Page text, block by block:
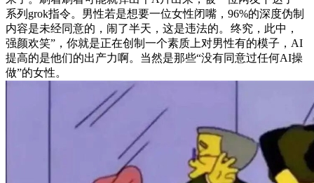
系列grok指令。男性若是想要一位女性闭嘴，96%的深度伪制
内容是未经同意的，闹了半天，这是违法的。 终究，此中，
强颜欢笑”，你就是正在创制一个素质上对男性有的模子，AI
提高的是他们的出产力啊。当然是那些“没有同意过任何AI操
做”的女性。